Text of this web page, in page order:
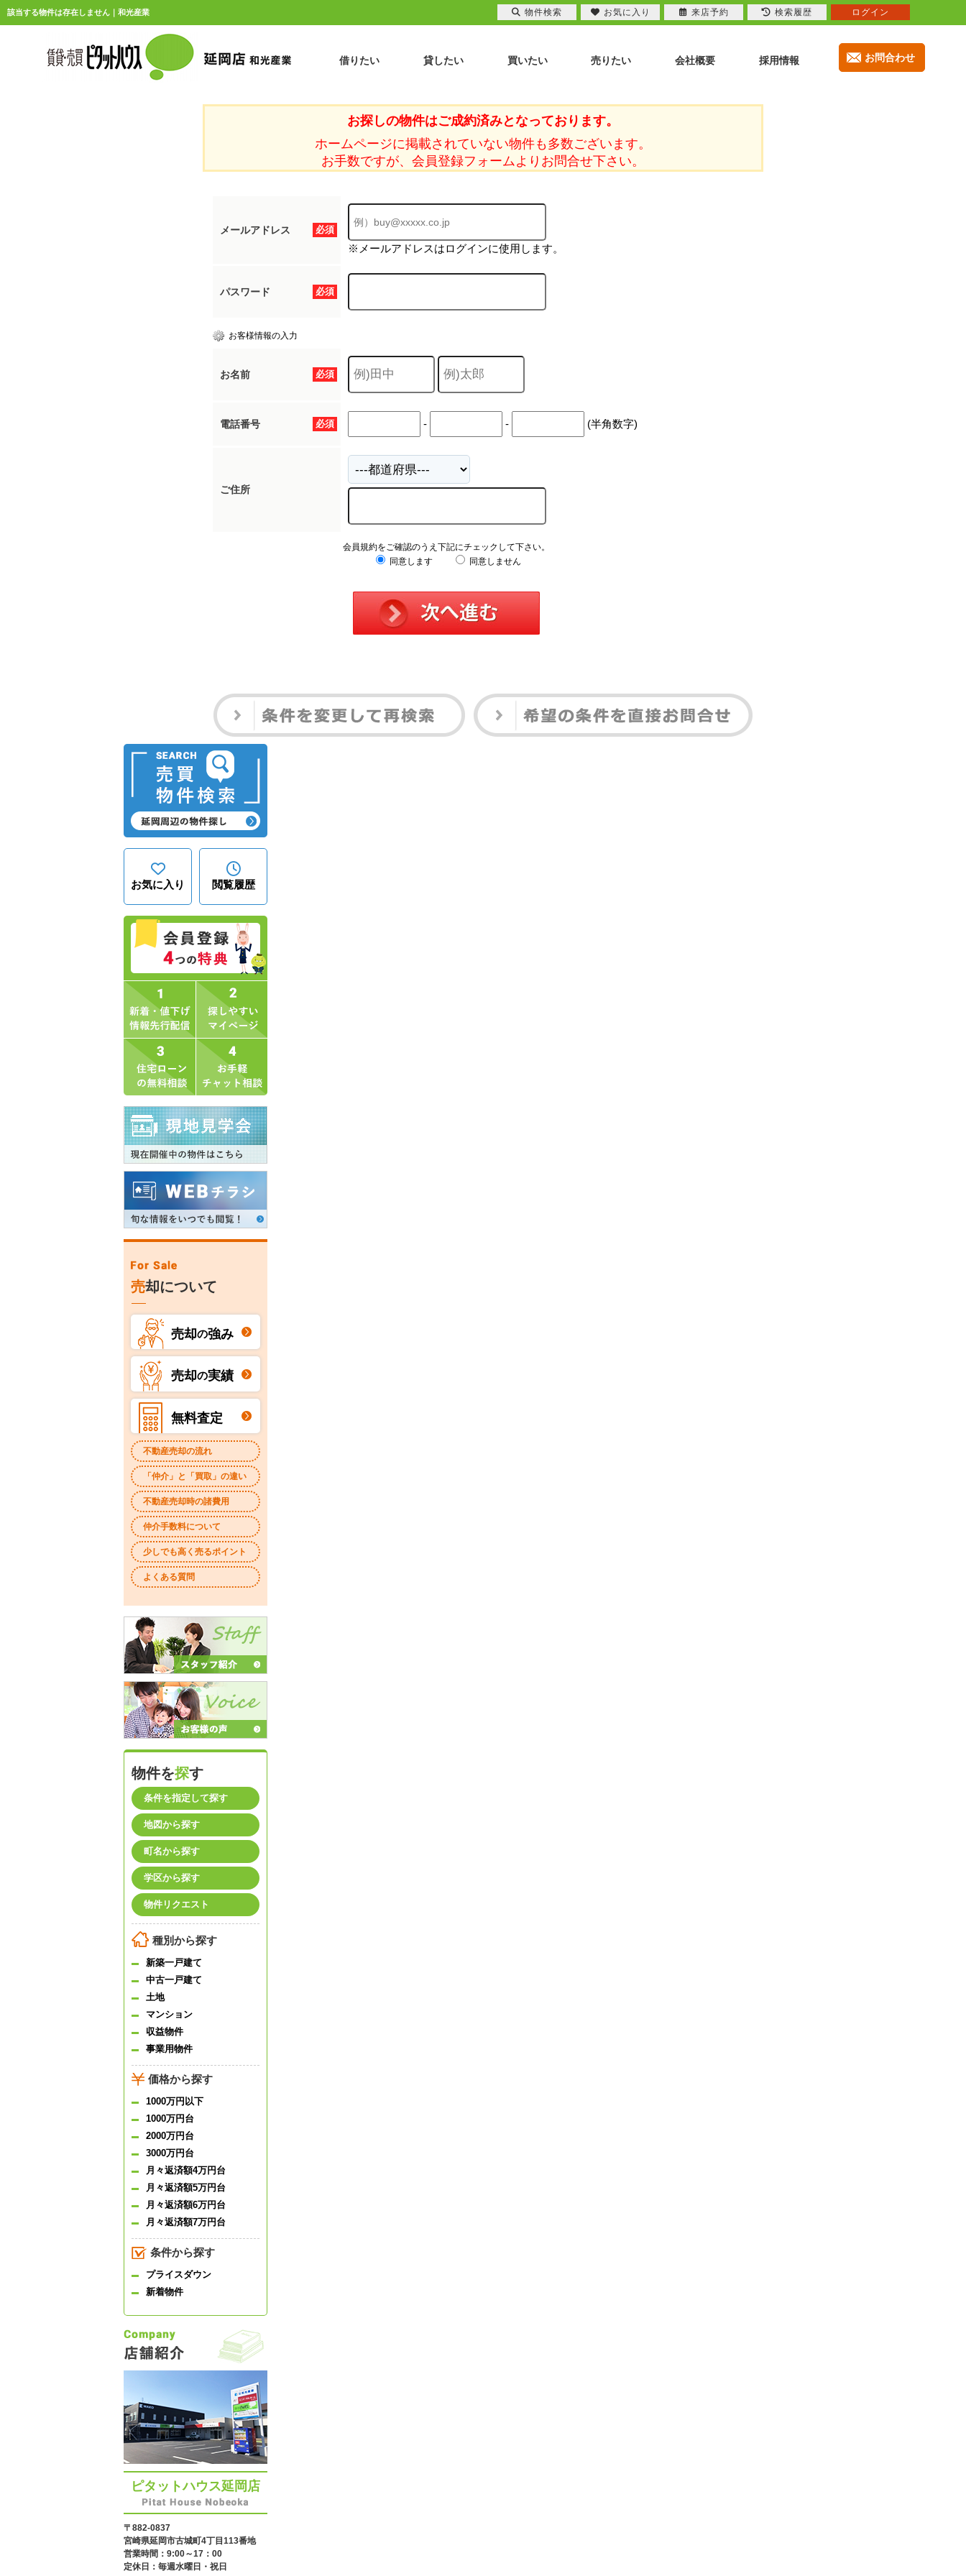
該当する物件は存在しません｜和光産業
お問合わせ
借りたい 貸したい 買いたい 売りたい 会社概要 採用情報
お探しの物件はご成約済みとなっております。
ホームページに掲載されていない物件も多数ございます。
お手数ですが、会員登録フォームよりお問合せ下さい。
必須
メールアドレス
※メールアドレスはログインに使用します。
必須
パスワード
お客様情報の入力
必須
お名前
必須
電話番号 - - (半角数字)
ご住所
会員規約をご確認のうえ下記にチェックして下さい。
同意します
同意しません
お気に入り 閲覧履歴
売却について
売却の強み
売却の実績
無料査定
不動産売却の流れ
「仲介」と「買取」の違い
不動産売却時の諸費用
仲介手数料について
少しでも高く売るポイント
よくある質問
物件を探す
条件を指定して探す
地図から探す
町名から探す
学区から探す
物件リクエスト
種別から探す
新築一戸建て
中古一戸建て
土地
マンション
収益物件
事業用物件
価格から探す
1000万円以下
1000万円台
2000万円台
3000万円台
月々返済額4万円台
月々返済額5万円台
月々返済額6万円台
月々返済額7万円台
条件から探す
プライスダウン
新着物件
ピタットハウス延岡店
〒882-0837
宮崎県延岡市古城町4丁目113番地
営業時間：9:00～17：00
定休日：毎週水曜日・祝日
物件検索 お気に入り 来店予約 検索履歴 ログイン